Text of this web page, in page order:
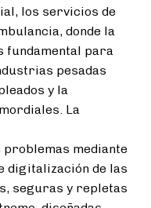
los servicios de
donde la
fundamental para
pesadas
y la
La
problemas mediante
digitalización de las
seguras y repletas